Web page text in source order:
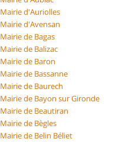
Mairie d'Auriolles
Mairie d'Avensan
Mairie de Bagas
Mairie de Balizac
Mairie de Baron
Mairie de Bassanne
Mairie de Baurech
Mairie de Bayon sur Gironde
Mairie de Beautiran
Mairie de Bègles
Mairie de Belin Béliet